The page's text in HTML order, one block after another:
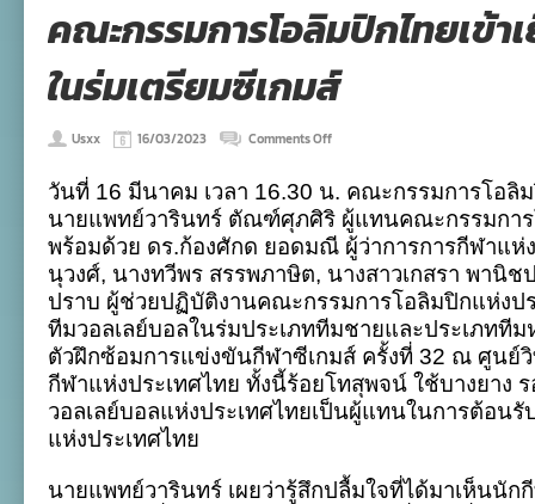
คณะกรรมการโอลิมปิกไทยเข้
ในร่มเตรียมซีเกมส์
Usxx 16/03/2023 Comments Offon
โอลิมปิก
ไทย
เข้า
เยี่ยม
ทัพ
ยาง
ใน
เตรียม
ซีเกมส์
วันที่ 16 มีนาคม เวลา 16.30 น. คณะกรรมการโอลิ
นายแพทย์วารินทร์ ตัณฑ์ศุภศิริ ผู้แทนคณะกรรมการ
พร้อมด้วย ดร.ก้องศักด ยอดมณี ผู้ว่าการการกีฬาแห่
นุวงศ์, นางทวีพร สรรพภาษิต, นางสาวเกสรา พานิ
ปราบ ผู้ช่วยปฏิบัติงานคณะกรรมการโอลิมปิกแห่งปร
ทีมวอลเลย์บอลในร่มประเภททีมชายและประเภททีม
ตัวฝึกซ้อมการแข่งขันกีฬาซีเกมส์ ครั้งที่ 32 ณ ศูนย์
กีฬาแห่งประเทศไทย ทั้งนี้ร้อยโทสุพจน์ ใช้บางยาง
วอลเลย์บอลแห่งประเทศไทยเป็นผู้แทนในการต้อน
แห่งประเทศไทย
นายแพทย์วารินทร์ เผยว่ารู้สึกปลื้มใจที่ได้มาเห็นนัก